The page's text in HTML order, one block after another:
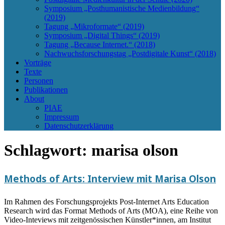
Symposium „Posthumanistische Medienbildung“
(2019)
Tagung „Mikroformate“ (2019)
Symposium „Digital Things“ (2019)
Tagung „Because Internet.“ (2018)
Nachwuchsforschungstag „Postdigitale Kunst“ (2018)
Vorträge
Texte
Personen
Publikationen
About
PIAE
Impressum
Datenschutzerklärung
Schlagwort: marisa olson
Methods of Arts: Interview mit Marisa Olson
Im Rahmen des Forschungsprojekts Post-Internet Arts Education
Research wird das Format Methods of Arts (MOA), eine Reihe von
Video-Inteviews mit zeitgenössischen Künstler*innen, am Institut